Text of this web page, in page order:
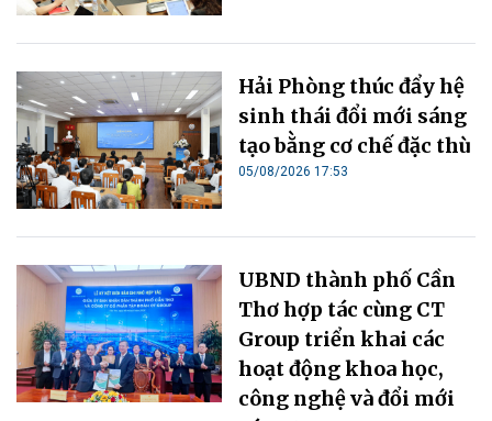
Hải Phòng thúc đẩy hệ
sinh thái đổi mới sáng
tạo bằng cơ chế đặc thù
05/08/2026 17:53
UBND thành phố Cần
Thơ hợp tác cùng CT
Group triển khai các
hoạt động khoa học,
công nghệ và đổi mới